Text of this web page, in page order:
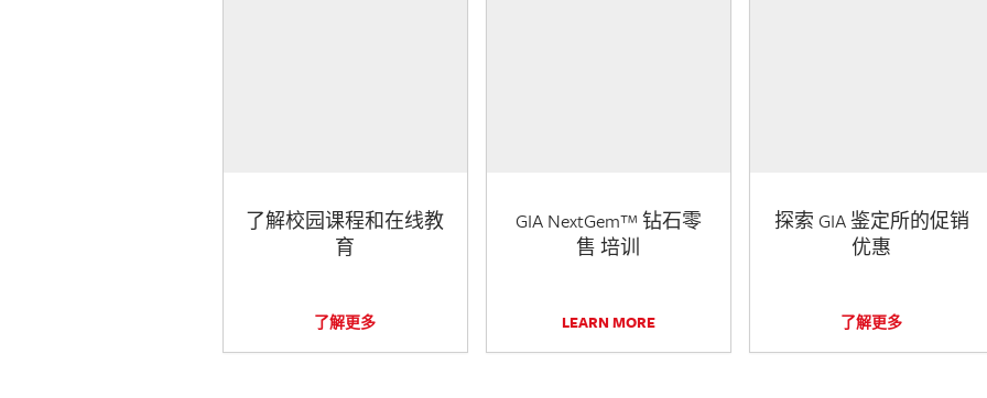
了解校园课程和在线教
育
了解更多
GIA NextGem™ 钻石零
售 培训
LEARN MORE
探索 GIA 鉴定所的促销
优惠
了解更多